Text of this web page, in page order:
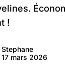
!
Stephane
17 mars 2026